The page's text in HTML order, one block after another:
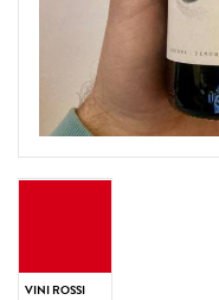
VINI ROSSI